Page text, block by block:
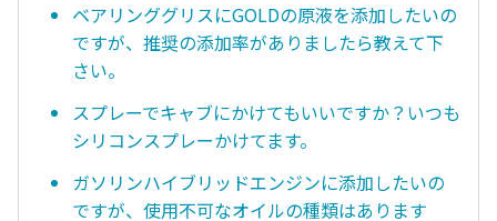
ベアリンググリスにGOLDの原液を添加したいの
ですが、推奨の添加率がありましたら教えて下
さい。
スプレーでキャブにかけてもいいですか？いつも
シリコンスプレーかけてます。
ガソリンハイブリッドエンジンに添加したいの
ですが、使用不可なオイルの種類はあります